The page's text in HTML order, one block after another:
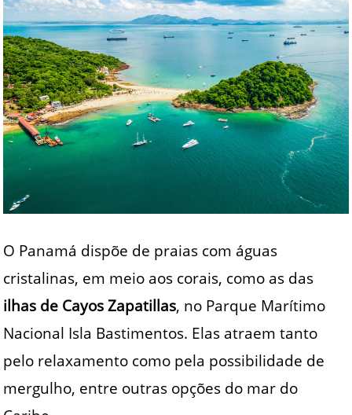
O Panamá dispõe de praias com águas
cristalinas, em meio aos corais, como as das
ilhas de Cayos Zapatillas, no Parque Marítimo
Nacional Isla Bastimentos. Elas atraem tanto
pelo relaxamento como pela possibilidade de
mergulho, entre outras opções do mar do